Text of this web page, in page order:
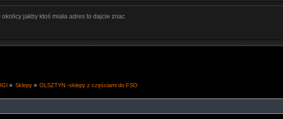
jakby ktoś miała adres to dajcie znac
» Sklepy» OLSZTYN -sklepy z częściami do FSO